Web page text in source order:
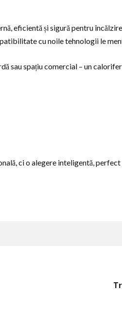
eficientă și sigură pentru
cu noile tehnologii le
sau spațiu comercial – un
ci o alegere inteligentă,